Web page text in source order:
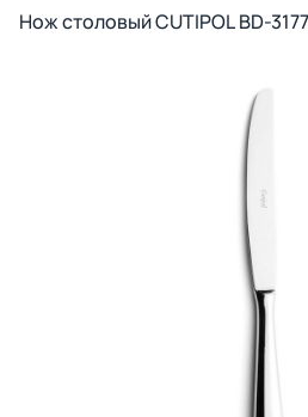
Нож столовый CUTIPOL BD-